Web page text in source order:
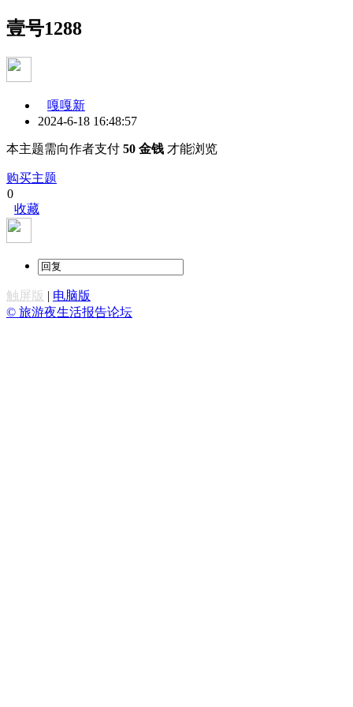
壹号1288
嘎嘎新
2024-6-18 16:48:57
本主题需向作者支付 50 金钱 才能浏览
购买主题
0
收藏
触屏版 | 电脑版
© 旅游夜生活报告论坛